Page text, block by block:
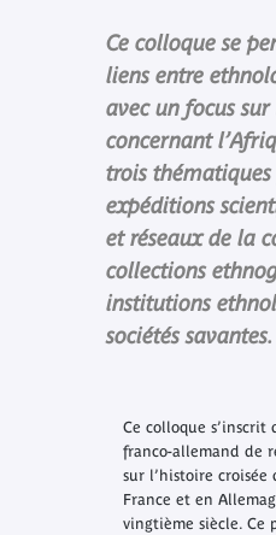
Ce colloque se
liens entre
avec un focus sur
concernant
trois
expéditions
et réseaux de la
collections
institutions
sociétés savantes.
Ce colloque s’inscrit
franco-allemand de
sur l’histoire croisée
France et en
vingtième siècle. Ce